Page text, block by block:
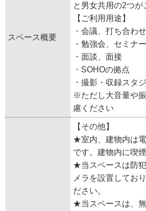
スペース概要
と男女共用の2つが
【ご利用用途】
・会議、打ち合わ
・勉強会、セミナ
・面談、面接
・SOHOの拠点
・撮影・収録スタ
※ただし大音量や
慮ください
【その他】
★室内、建物内は
です。建物内に喫
★当スペースは防
メラを設置してお
ださい。
★当スペースは、